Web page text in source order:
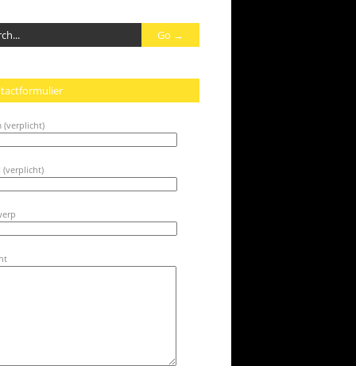
(verplicht)
(verplicht)